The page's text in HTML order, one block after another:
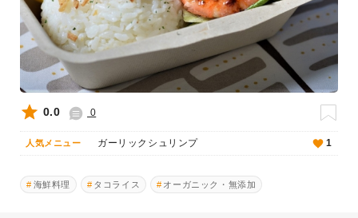
0.0 0
人気メニュー ガーリックシュリンプ 1
海鮮料理 タコライス オーガニック・無添加